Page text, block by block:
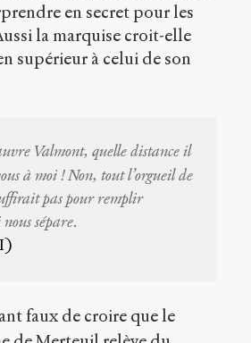
en secret pour les
la marquise croit-elle
supérieur à celui de son
Valmont, quelle distance il
à moi ! Non, tout l’orgueil de
pas pour remplir
sépare.
faux de croire que le